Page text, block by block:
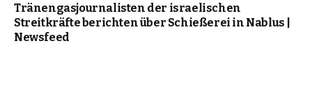
Tränengasjournalisten der israelischen
Streitkräfte berichten über Schießerei in Nablus |
Newsfeed